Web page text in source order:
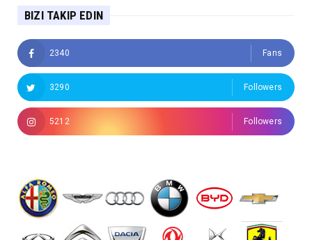
BIZI TAKIP EDIN
2340 Fans
3290 Followers
5212 Followers